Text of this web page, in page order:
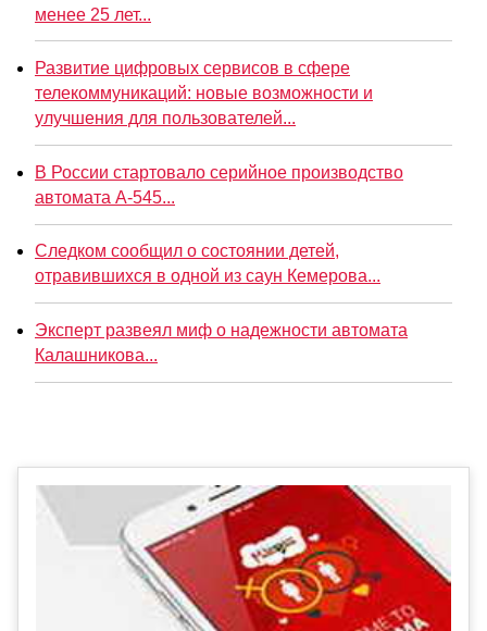
менее 25 лет...
Развитие цифровых сервисов в сфере
телекоммуникаций: новые возможности и
улучшения для пользователей...
В России стартовало серийное производство
автомата А-545...
Следком сообщил о состоянии детей,
отравившихся в одной из саун Кемерова...
Эксперт развеял миф о надежности автомата
Калашникова...